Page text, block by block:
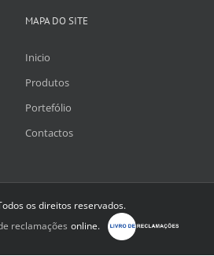
MAPA DO SITE
Inicio
Produtos
Portefólio
Contactos
os direitos reservados.
reclamações online.